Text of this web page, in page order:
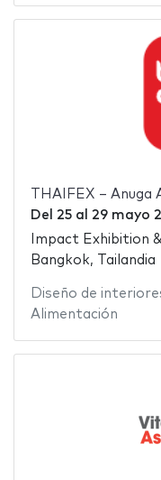
THAIFEX – Anuga
Del 25al 29 mayo
Impact Exhibition
Bangkok, Tailandia
Diseño de
Alimentación